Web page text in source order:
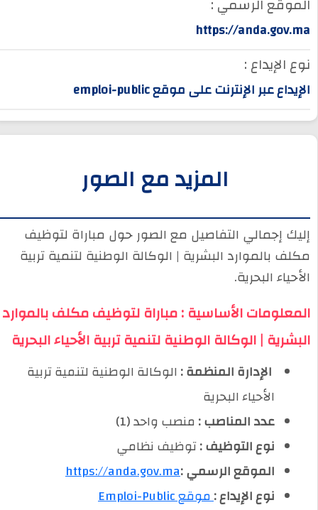
الموقع الرسمي :
https://anda.gov.ma
نوع الإيداع :
الإيداع عبر الإنترنت على موقع emploi-public
المزيد مع الصور
إليك إجمالي التفاصيل مع الصور حول مباراة لتوظيف
مكلف بالموارد البشرية | الوكالة الوطنية لتنمية تربية
الأحياء البحرية.
المعلومات الأساسية : مباراة لتوظيف مكلف بالموارد
البشرية | الوكالة الوطنية لتنمية تربية الأحياء البحرية
️ الإدارة المنظمة :الوكالة الوطنية لتنمية تربية
الأحياء البحرية
عدد المناصب :منصب واحد (1)
نوع التوظيف :توظيف نظامي
الموقع الرسمي :https://anda.gov.ma
نوع الإيداع :موقع Emploi-Public